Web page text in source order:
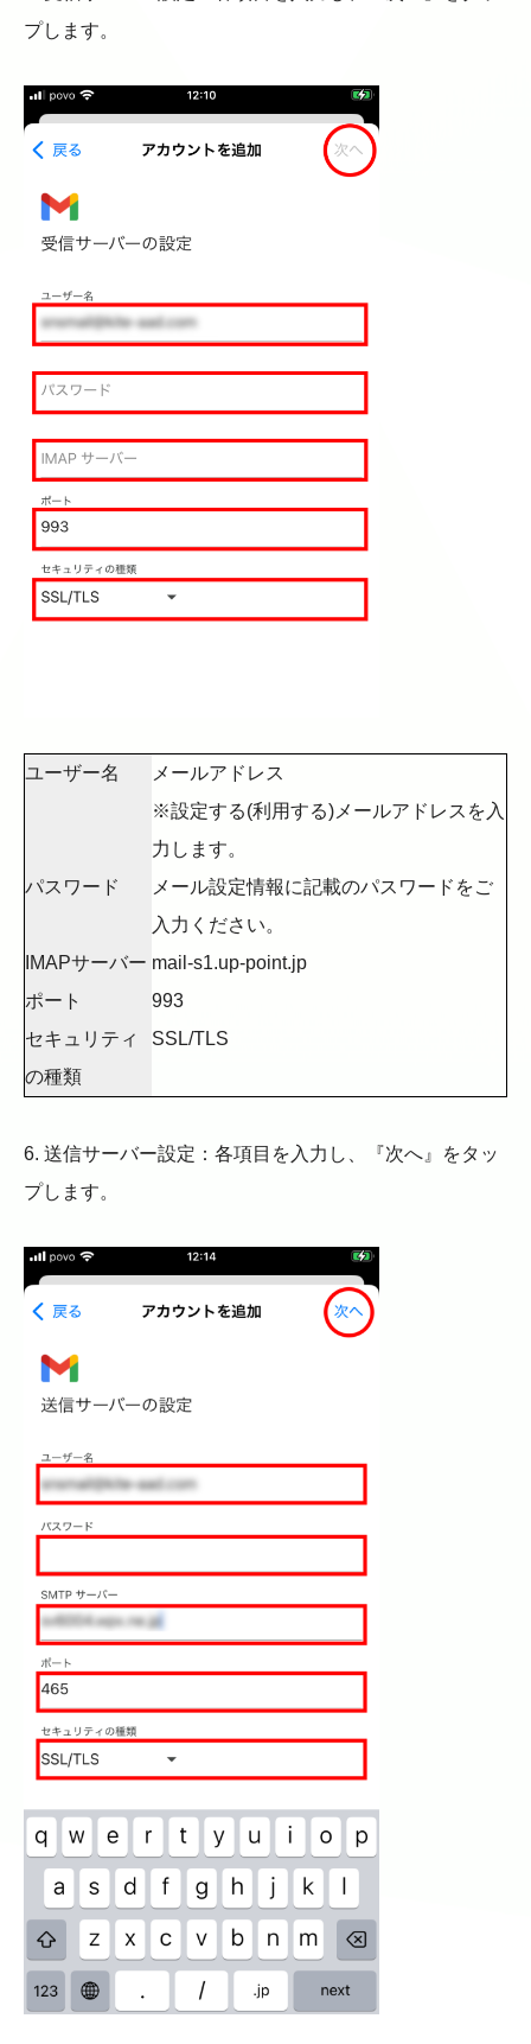
プします。
ユーザー名
メールアドレス
※設定する(利用する)メールアドレスを入
力します。
パスワード
メール設定情報に記載のパスワードをご
入力ください。
IMAPサーバー mail-s1.up-point.jp
ポート
993
セキュリティ
の種類
SSL/TLS
6. 送信サーバー設定：各項目を入力し、『次へ』をタッ
プします。